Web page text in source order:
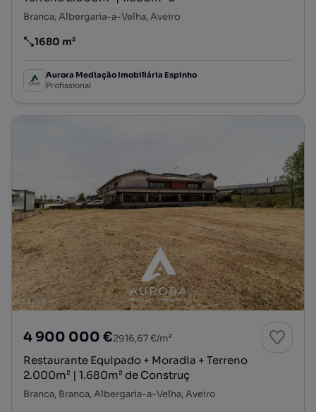
Branca, Albergaria-a-Velha, Aveiro
Preço por metro quadrado
1680 m²
Aurora Mediação Imobiliária Espinho
Profissional
4 900 000 €2916,67 €/m²
Restaurante Equipado + Moradia + Terreno
2.000m² | 1.680m² de Construç
Branca, Branca, Albergaria-a-Velha, Aveiro